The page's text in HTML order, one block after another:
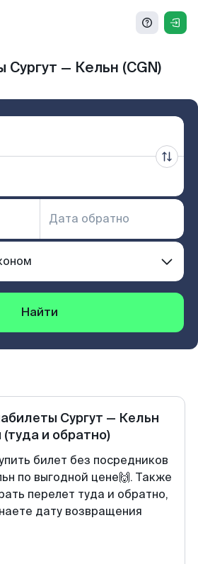
Сургут — Кельн (CGN)
Найти
Сургут — Кельн
(туда и обратно)
билет без посредников
по выгодной цене🙌. Также
перелет туда и обратно,
дату возвращения